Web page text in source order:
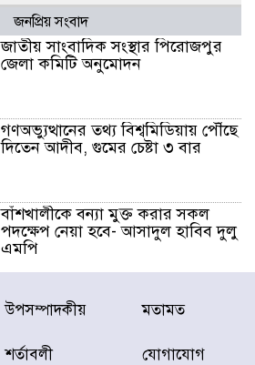
জনপ্রিয় সংবাদ
জাতীয় সাংবাদিক সংস্থার পিরোজপুর
জেলা কমিটি অনুমোদন
গণঅভ্যুত্থানের তথ্য বিশ্বমিডিয়ায় পৌঁছে
দিতেন আদীব, গুমের চেষ্টা ৩ বার
বাঁশখালীকে বন্যা মুক্ত করার সকল
পদক্ষেপ নেয়া হবে- আসাদুল হাবিব দুলু
এমপি
বিদ্যুৎ-জ্বালানি খাতে অস্থিরতা তৈরির
চেষ্টা করছে একটি চক্র : প্রধানমন্ত্রী
উপসম্পাদকীয় মতামত
শর্তাবলী যোগাযোগ